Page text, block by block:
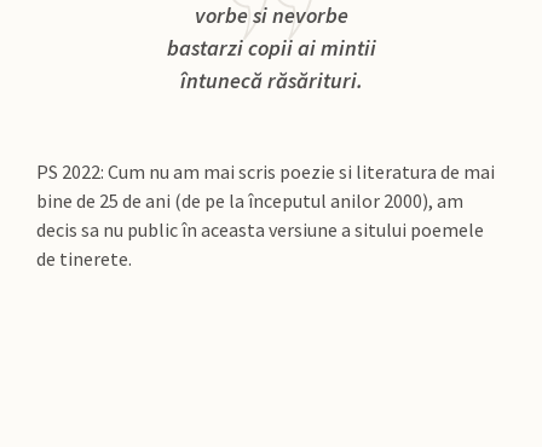
vorbe si nevorbe
bastarzi copii ai mintii
întunecă răsărituri.
PS 2022: Cum nu am mai scris poezie si literatura de mai
bine de 25 de ani (de pe la începutul anilor 2000), am
decis sa nu public în aceasta versiune a sitului poemele
de tinerete.